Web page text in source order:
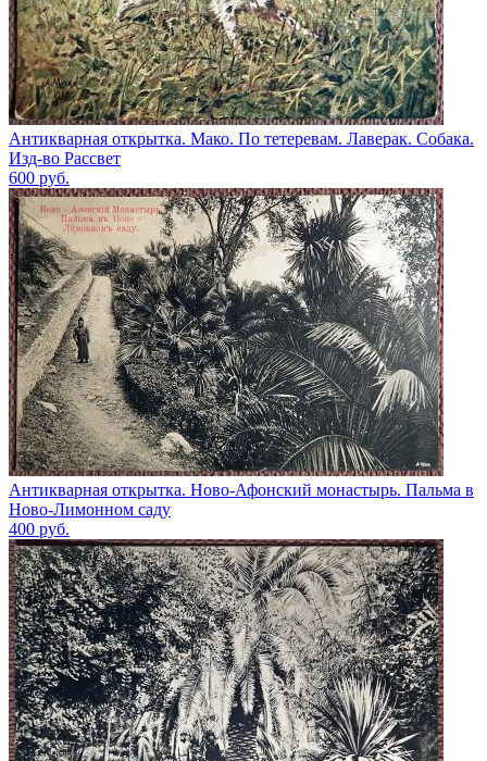
Антикварная открытка. Мако. По тетеревам. Лаверак. Собака.
Изд-во Рассвет
600 руб.
Антикварная открытка. Ново-Афонский монастырь. Пальма в
Ново-Лимонном саду
400 руб.